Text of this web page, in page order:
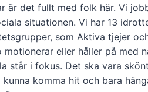
är det fullt med folk här. Vi
situationen. Vi har 13
som Aktiva tjejer
eller håller på med
står i fokus. Det ska vara
kunna komma hit och bara